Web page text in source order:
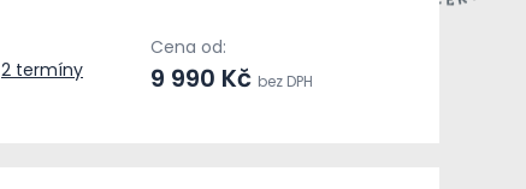
2 termíny
Cena od:
9 990 Kč bez DPH